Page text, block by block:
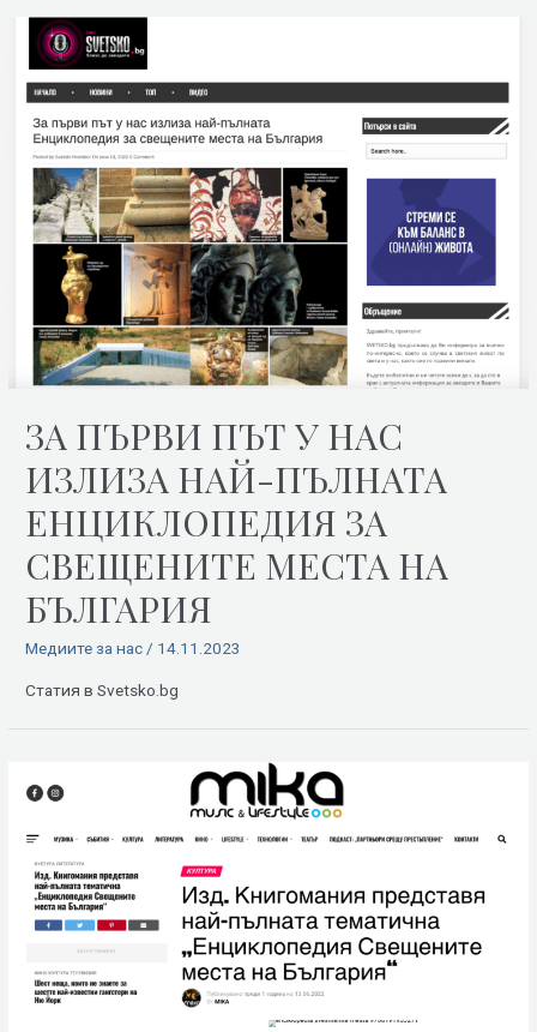
ЗА ПЪРВИ ПЪТ У НАС
ИЗЛИЗА НАЙ-ПЪЛНАТА
ЕНЦИКЛОПЕДИЯ ЗА
СВЕЩЕНИТЕ МЕСТА НА
БЪЛГАРИЯ
Медиите за нас / 14.11.2023
Статия в Svetsko.bg